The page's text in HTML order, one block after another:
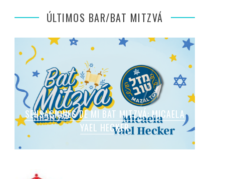
ÚLTIMOS BAR/BAT MITZVÁ
SENSACIONES DE MI BAT MITZVÁ: MICAELA
YAEL HECKER
SENSACIONES DE MI BAT MITZVÁ: MARTINA
SOL LEVY
SENSACIONES DE MI BAT MITZVÁ: MICAELA
ROMANO APFELBAUM
SENSACIONES DE MI BAT MITZVÁ: VIOLETA
LIEBMAN
SENSACIONES EN MI BAR MITZVÁ: VITALI
GUIDA